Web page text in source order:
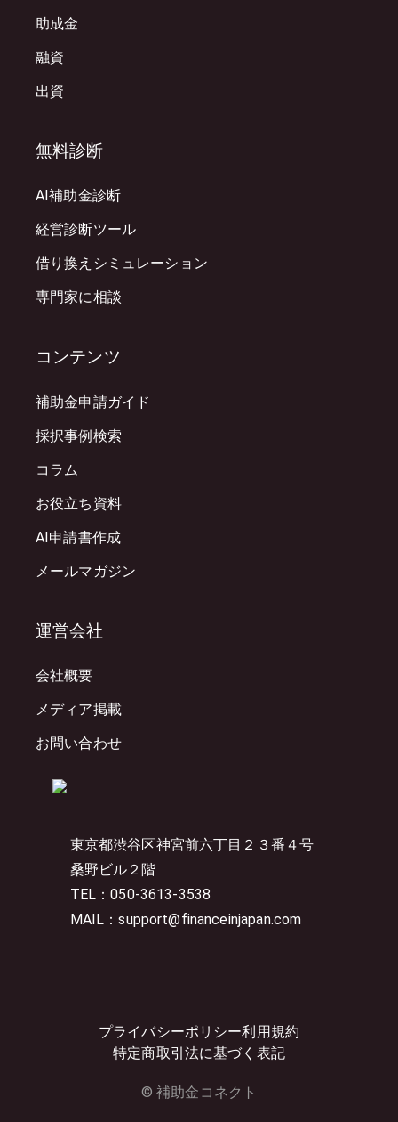
東京都渋谷区神宮前六丁目２３番４号
桑野ビル２階
TEL：050-3613-3538
MAIL：support@financeinjapan.com
プライバシーポリシー利用規約
特定商取引法に基づく表記
© 補助金コネクト
助成金
融資
出資
無料診断
AI補助金診断
経営診断ツール
借り換えシミュレーション
専門家に相談
コンテンツ
補助金申請ガイド
採択事例検索
コラム
お役立ち資料
AI申請書作成
メールマガジン
運営会社
会社概要
メディア掲載
お問い合わせ